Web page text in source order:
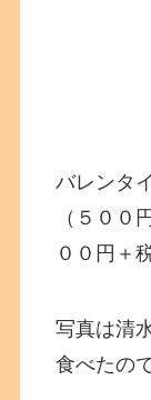
バレンタ
（５００
００円＋
写真は清
食べたの